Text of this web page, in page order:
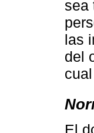
sea
las
del
El